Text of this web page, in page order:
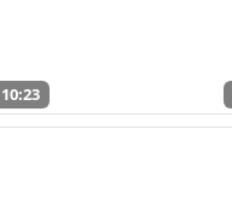
10:23